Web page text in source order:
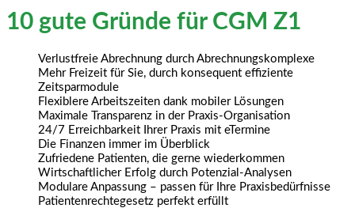
10 gute Gründe für CGM Z1
Verlustfreie Abrechnung durch Abrechnungskomplexe
Mehr Freizeit für Sie, durch konsequent effiziente
Zeitsparmodule
Flexiblere Arbeitszeiten dank mobiler Lösungen
Maximale Transparenz in der Praxis-Organisation
24/7 Erreichbarkeit Ihrer Praxis mit eTermine
Die Finanzen immer im Überblick
Zufriedene Patienten, die gerne wiederkommen
Wirtschaftlicher Erfolg durch Potenzial-Analysen
Modulare Anpassung – passen für Ihre Praxisbedürfnisse
Patientenrechtegesetz perfekt erfüllt